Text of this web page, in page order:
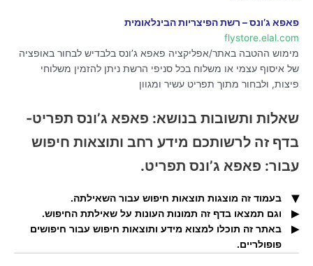
פאפא ג’ונס – רשת הפיצריות הבינלאומית
flystore.elal.com
מימוש ההטבה באתר/אפליקציה פאפא ג’ונס בלבדיש לבחור באופציה
של איסוף עצמי או משלוח בכל סניפי הרשת ניתן להזמין משלוחי
פיצות, ולבחור מתוך תפריט עשיר ומגוון
שאלות ותשובות בנושא: פאפא ג’ונס תפריט-
בדף זה לרשותכם מידע רחב ותוצאות חיפוש
עבור: פאפא ג’ונס תפריט.
בעמוד זה מוצגות תוצאות חיפוש עבור השאילתה.
מהו המידע שאוכל למצוא כאן עבור שאילתת חיפוש: פאפא ג’ונס
תפריט?
וגם תמצאו בדף זה תמונות העונות על שאילתת החיפוש.
אילו תוצאות חיפוש נוספות ניתן למצוא כאן עבור השאילתה: פאפא
ג’ונס תפריט?
באתר זה תוכלו למצוא מידע ותוצאות חיפוש עבור חיפושים
פופולריים.